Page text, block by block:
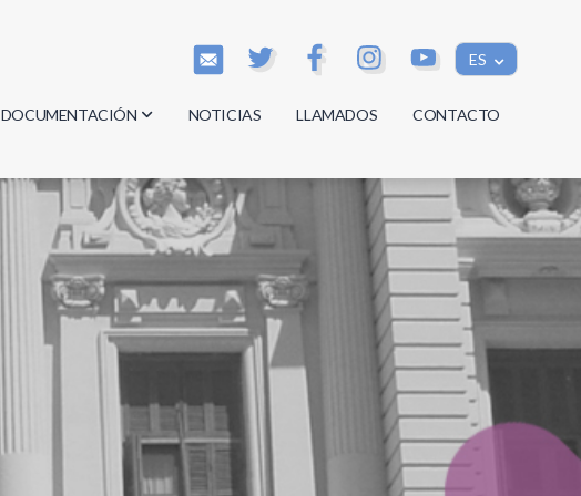
ES
DOCUMENTACIÓN
Actas
Reglamentos
Documentos
NOTICIAS LLAMADOS CONTACTO